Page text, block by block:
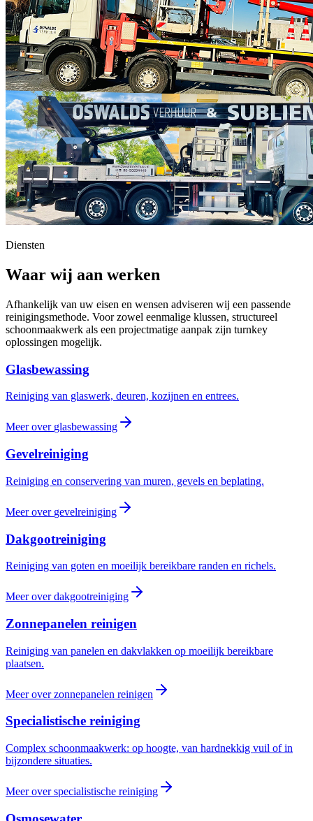
Diensten
Waar wij aan werken
Afhankelijk van uw eisen en wensen adviseren wij een passende
reinigingsmethode. Voor zowel eenmalige klussen, structureel
schoonmaakwerk als een projectmatige aanpak zijn turnkey
oplossingen mogelijk.
Glasbewassing
Reiniging van glaswerk, deuren, kozijnen en entrees.
Meer over glasbewassing
Gevelreiniging
Reiniging en conservering van muren, gevels en beplating.
Meer over gevelreiniging
Dakgootreiniging
Reiniging van goten en moeilijk bereikbare randen en richels.
Meer overdakgootreiniging
Zonnepanelen reinigen
Reiniging van panelen en dakvlakken op moeilijk bereikbare
plaatsen.
Meer overzonnepanelen reinigen
Specialistische reiniging
Complex schoonmaakwerk: op hoogte, van hardnekkig vuil of in
bijzondere situaties.
Meer overspecialistische reiniging